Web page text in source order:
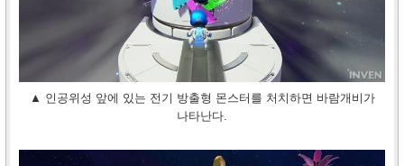
▲ 인공위성 앞에 있는 전기 방출형 몬스터를 처치하면 바람개비가
나타난다.